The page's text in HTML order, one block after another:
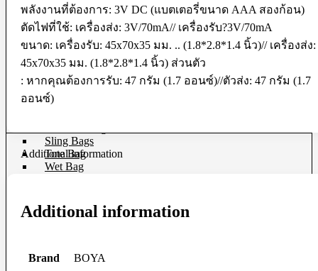
Bag Accessories
Bag Compartment
Backpacks
Fit Case
Holster Cases
Lens Case
Pouch Bag
Roller Bag
Sling Bags
Tote Bag
Wet Bag
Waist Bag
Body Cap
Cable Protector
พลังงานที่ต้องการ: 3V DC (แบตเตอรี่ขนาด AAA สองก้อน)
ตัดไฟที่ใช้: เครื่องส่ง: 3V/70mA// เครื่องรับ?3V/70mA
ขนาด: เครื่องรับ: 45x70x35 มม. .. (1.8*2.8*1.4 นิ้ว)// เครื่องส่ง:
45x70x35 มม. (1.8*2.8*1.4 นิ้ว) ส่วนตัว
: หากคุณต้องการรับ: 47 กรัม (1.7 ออนซ์)//ตัวส่ง: 47 กรัม (1.7
ออนซ์)
Additional information
Additional information
Brand BOYA